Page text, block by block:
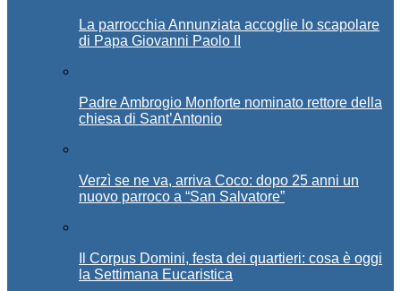
La parrocchia Annunziata accoglie lo scapolare
di Papa Giovanni Paolo II
Padre Ambrogio Monforte nominato rettore della
chiesa di Sant’Antonio
Verzì se ne va, arriva Coco: dopo 25 anni un
nuovo parroco a “San Salvatore”
Il Corpus Domini, festa dei quartieri: cosa è oggi
la Settimana Eucaristica